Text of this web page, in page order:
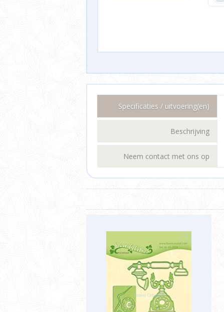
Specificaties / uitvoering(en)
Beschrijving
Neem contact met ons op